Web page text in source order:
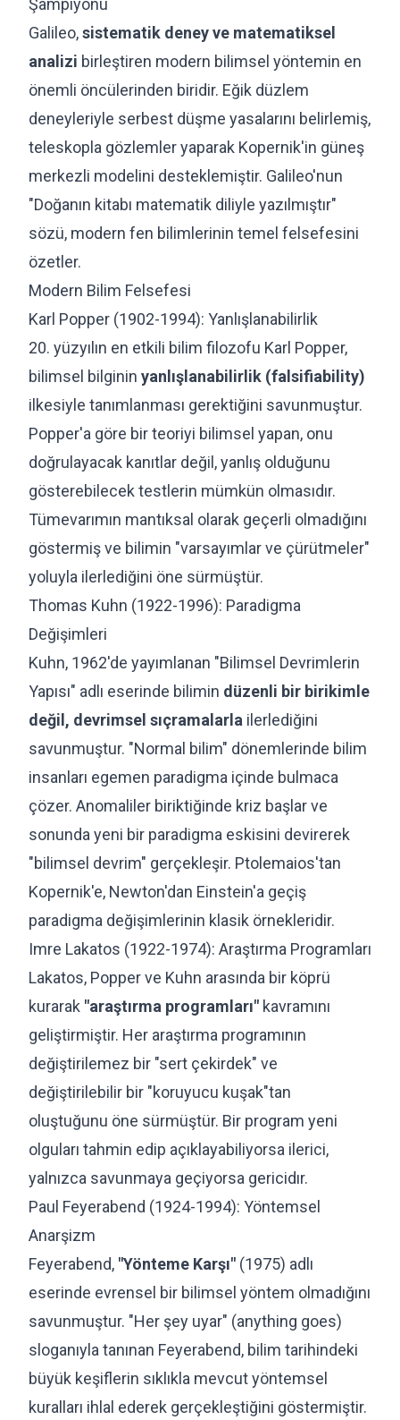
Galileo,sistematik deney ve matematiksel
analizi birleştiren modern bilimsel yöntemin en
önemli öncülerinden biridir. Eğik düzlem
deneyleriyle serbest düşme yasalarını belirlemiş,
teleskopla gözlemler yaparak Kopernik'in güneş
merkezli modelini desteklemiştir. Galileo'nun
"Doğanın kitabı matematik diliyle yazılmıştır"
sözü, modern fen bilimlerinin temel felsefesini
özetler.
Modern Bilim Felsefesi
Karl Popper (1902-1994): Yanlışlanabilirlik
20. yüzyılın en etkili bilim filozofu Karl Popper,
bilimsel bilginin yanlışlanabilirlik (falsifiability)
ilkesiyle tanımlanması gerektiğini savunmuştur.
Popper'a göre bir teoriyi bilimsel yapan, onu
doğrulayacak kanıtlar değil, yanlış olduğunu
gösterebilecek testlerin mümkün olmasıdır.
Tümevarımın mantıksal olarak geçerli olmadığını
göstermiş ve bilimin "varsayımlar ve çürütmeler"
yoluyla ilerlediğini öne sürmüştür.
Thomas Kuhn (1922-1996): Paradigma
Değişimleri
Kuhn, 1962'de yayımlanan "Bilimsel Devrimlerin
Yapısı" adlı eserinde bilimin düzenli bir birikimle
değil, devrimsel sıçramalarla ilerlediğini
savunmuştur. "Normal bilim" dönemlerinde bilim
insanları egemen paradigma içinde bulmaca
çözer. Anomaliler biriktiğinde kriz başlar ve
sonunda yeni bir paradigma eskisini devirerek
"bilimsel devrim" gerçekleşir. Ptolemaios'tan
Kopernik'e, Newton'dan Einstein'a geçiş
paradigma değişimlerinin klasik örnekleridir.
Imre Lakatos (1922-1974): Araştırma Programları
Lakatos, Popper ve Kuhn arasında bir köprü
kurarak "araştırma programları" kavramını
geliştirmiştir. Her araştırma programının
değiştirilemez bir "sert çekirdek" ve
değiştirilebilir bir "koruyucu kuşak"tan
oluştuğunu öne sürmüştür. Bir program yeni
olguları tahmin edip açıklayabiliyorsa ilerici,
yalnızca savunmaya geçiyorsa gericidır.
Paul Feyerabend (1924-1994): Yöntemsel
Anarşizm
Feyerabend, "Yönteme Karşı" (1975) adlı
eserinde evrensel bir bilimsel yöntem olmadığını
savunmuştur. "Her şey uyar" (anything goes)
sloganıyla tanınan Feyerabend, bilim tarihindeki
büyük keşiflerin sıklıkla mevcut yöntemsel
kuralları ihlal ederek gerçekleştiğini göstermiştir.